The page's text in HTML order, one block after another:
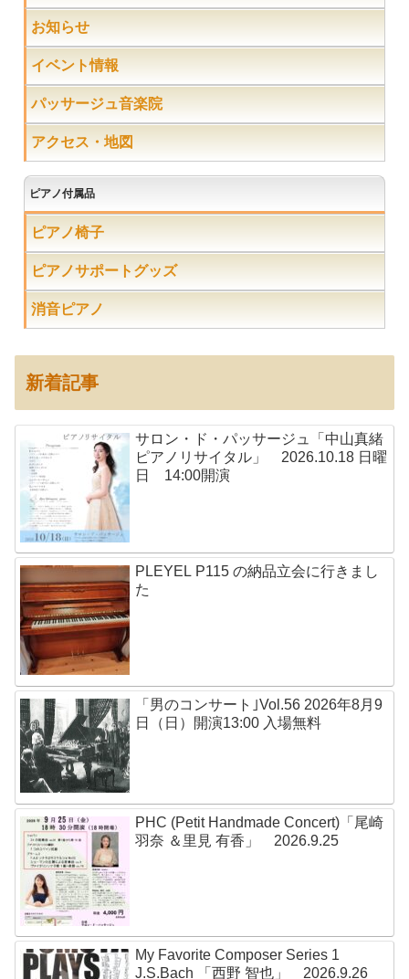
お知らせ
イベント情報
パッサージュ音楽院
アクセス・地図
ピアノ付属品
ピアノ椅子
ピアノサポートグッズ
消音ピアノ
新着記事
サロン・ド・パッサージュ「中山真緒
ピアノリサイタル」 2026.10.18 日曜
日 14:00開演
PLEYEL P115 の納品立会に行きまし
た
「男のコンサート｣Vol.56 2026年8月9
日（日）開演13:00 入場無料
PHC (Petit Handmade Concert)「尾崎
羽奈 ＆里見 有香」 2026.9.25
My Favorite Composer Series 1
J.S.Bach 「西野 智也」 2026.9.26